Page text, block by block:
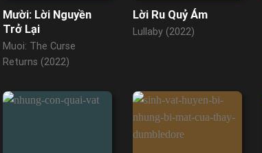
Mười: Lời Nguyền
Trở Lại
Muoi: The Curse
Returns (2022)
Lời Ru Quỷ Ám
Lullaby (2022)